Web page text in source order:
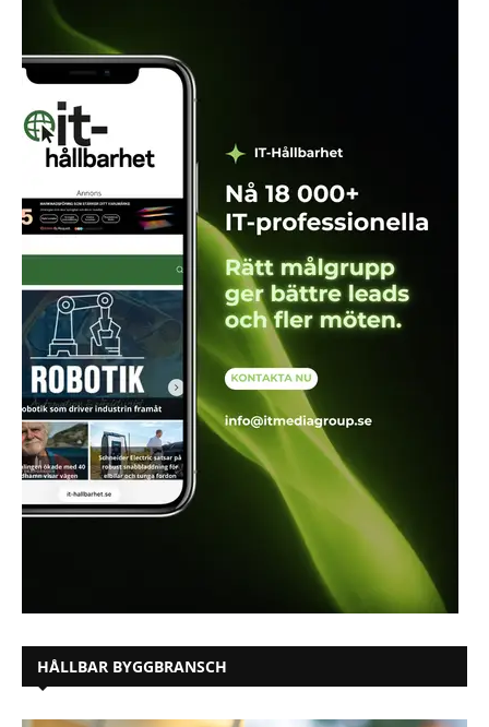
HÅLLBAR BYGGBRANSCH